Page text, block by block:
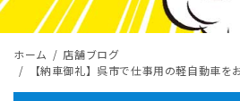
ホーム
店舗ブログ
【納車御礼】呉市で仕事用の軽自動車をお探しの方へ！ダイハツ・ムーヴコンテを自